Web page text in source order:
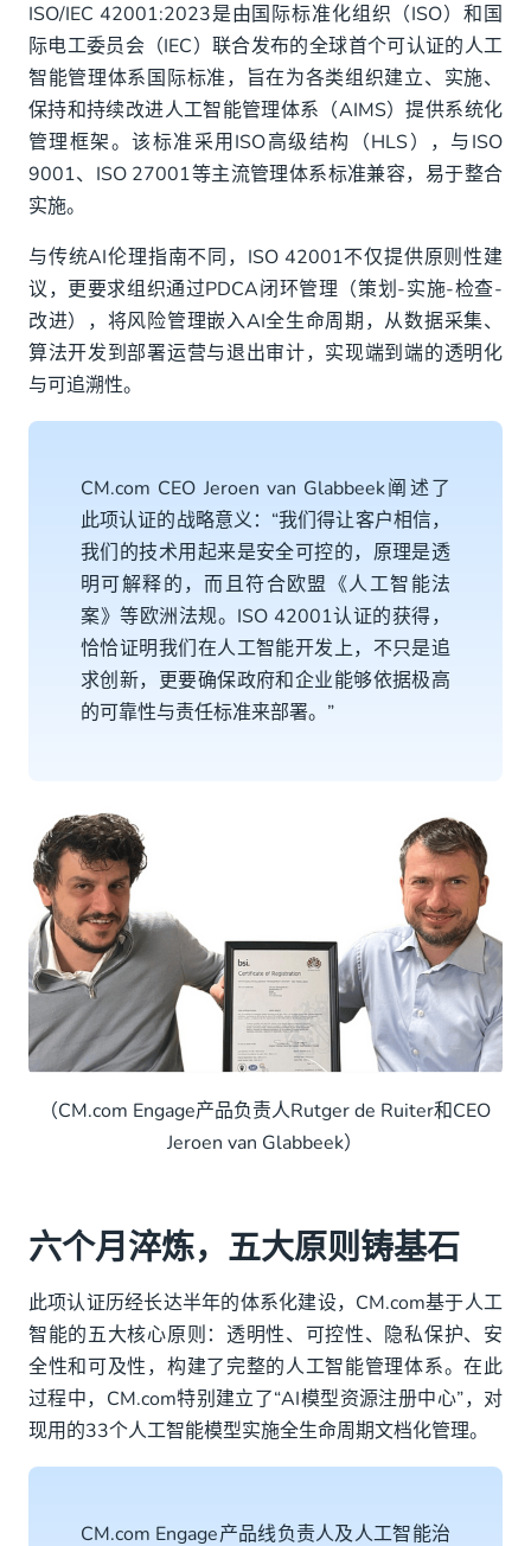
行业
多面手CM.com：国际云通信服务+AI
CM.com助力中国企业安全出海
ISO/IEC 42001:2023是由国际标准化组织（ISO）和国
际电工委员会（IEC）联合发布的全球首个可认证的人工
智能管理体系国际标准，旨在为各类组织建立、实施、
保持和持续改进人工智能管理体系（AIMS）提供系统化
管理框架。该标准采用ISO高级结构（HLS），与ISO
9001、ISO 27001等主流管理体系标准兼容，易于整合
实施。
与传统AI伦理指南不同，ISO 42001不仅提供原则性建
议，更要求组织通过PDCA闭环管理（策划-实施-检查-
改进），将风险管理嵌入AI全生命周期，从数据采集、
算法开发到部署运营与退出审计，实现端到端的透明化
与可追溯性。
CM.com CEO Jeroen van Glabbeek阐述了
此项认证的战略意义：“我们得让客户相信，
我们的技术用起来是安全可控的，原理是透
明可解释的，而且符合欧盟《人工智能法
案》等欧洲法规。ISO 42001认证的获得，
恰恰证明我们在人工智能开发上，不只是追
求创新，更要确保政府和企业能够依据极高
的可靠性与责任标准来部署。”
（CM.com Engage产品负责人Rutger de Ruiter和CEO
Jeroen van Glabbeek）
六个月淬炼，五大原则铸基石
此项认证历经长达半年的体系化建设，CM.com基于人工
智能的五大核心原则：透明性、可控性、隐私保护、安
全性和可及性，构建了完整的人工智能管理体系。在此
过程中，CM.com特别建立了“AI模型资源注册中心”，对
现用的33个人工智能模型实施全生命周期文档化管理。
CM.com Engage产品线负责人及人工智能治